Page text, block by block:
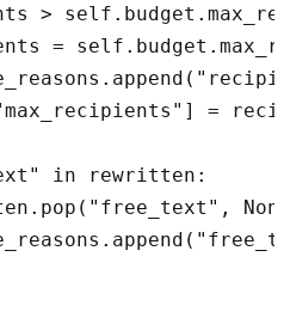
>
=
=
in rewritten: